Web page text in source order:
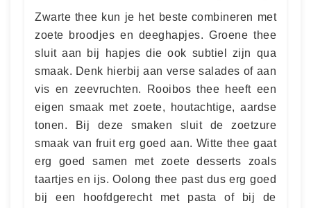
Zwarte thee kun je het beste combineren met
zoete broodjes en deeghapjes. Groene thee
sluit aan bij hapjes die ook subtiel zijn qua
smaak. Denk hierbij aan verse salades of aan
vis en zeevruchten. Rooibos thee heeft een
eigen smaak met zoete, houtachtige, aardse
tonen. Bij deze smaken sluit de zoetzure
smaak van fruit erg goed aan. Witte thee gaat
erg goed samen met zoete desserts zoals
taartjes en ijs. Oolong thee past dus erg goed
bij een hoofdgerecht met pasta of bij de